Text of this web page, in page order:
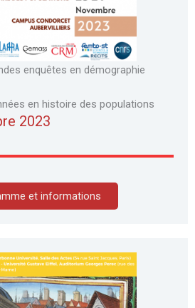
enquêtes en démographie
en histoire des populations
2023
et informations